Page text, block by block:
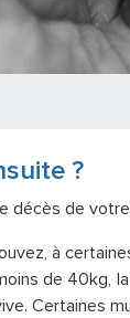
?
décès de
à
de 40kg,
Certaines